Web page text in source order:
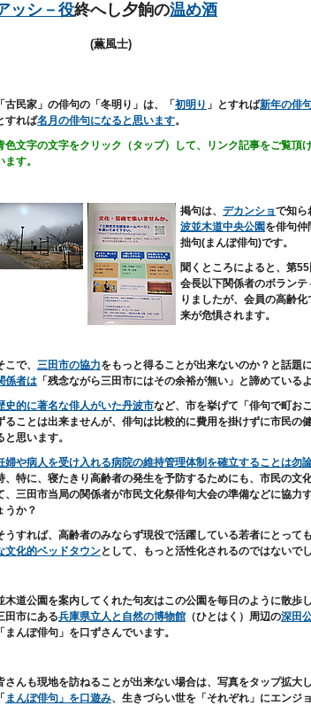
ッシ－役終へし夕餉の温め酒
(薫風士)
「古民家」の俳句の「冬明り」は、「 初明り 」とすれば新年の俳
すれば名月の俳句になると思います。
色文字の文字をクリック（タップ）して、リンク記事をご覧頂け
ます。
掲句は、 デカンショで知ら
波並木道中央公園を俳句仲
拙句(まんぽ俳句)です。
聞くところによると、第
会長以下関係者のボラン
りましたが、会員の高齢
来が危惧されます。
こで、 三田市の協力をもっと得ることが出来ないのか？と話題
係者は 「残念ながら三田市にはその余裕が無い」と諦めている
史的に著名な俳人がいた丹波市など、市を挙げて「俳句で町お
ることは出来ませんが、俳句は比較的に費用を掛けずに市民の
と思います。
婦や病人を受け入れる病院の維持管理体制を確立することは勿
、特に、寝たきり高齢者の発生を予防するためにも、市民の文
、三田市当局の関係者が市民文化祭俳句大会の準備などに協力
うか？
うすれば、高齢者のみならず現役で活躍している若者にとっても
文化的ベッドタウンとして、もっと活性化されるのではないで
木道公園を案内してくれた句友はこの公園を毎日のように散歩
田市にある兵庫県立人と自然の博物館 （ひとはく）周辺の深田
「まんぽ俳句」を口ずさんでいます。
さんも現地を訪ねることが出来ない場合は、写真をタップ拡大
「 まんぽ俳句」を口遊み、生きづらい世を「それぞれ」にエンジ